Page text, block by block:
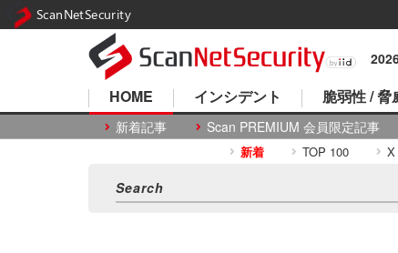
HOME
新着記事 Scan PREMIUM 会員限定記事
インシデント 脆弱性 / 脅
新着 TOP 100 X
ScanNetSecurity